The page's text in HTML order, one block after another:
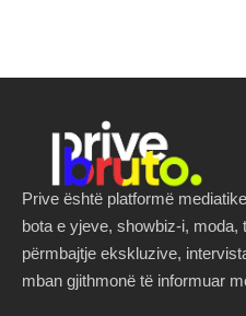
Prive është platformë
bota e yjeve, showbiz-i, moda,
përmbajtje ekskluzive,
mban gjithmonë të informuar